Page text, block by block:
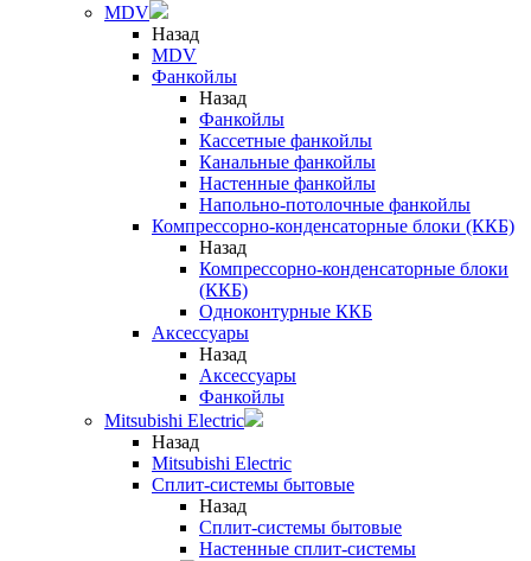
MDV
Назад
MDV
Фанкойлы
Назад
Фанкойлы
Кассетные фанкойлы
Канальные фанкойлы
Настенные фанкойлы
Напольно-потолочные фанкойлы
Компрессорно-конденсаторные блоки (ККБ)
Назад
Компрессорно-конденсаторные блоки
(ККБ)
Одноконтурные ККБ
Аксессуары
Назад
Аксессуары
Фанкойлы
Mitsubishi Electric
Назад
Mitsubishi Electric
Сплит-системы бытовые
Назад
Сплит-системы бытовые
Настенные сплит-системы